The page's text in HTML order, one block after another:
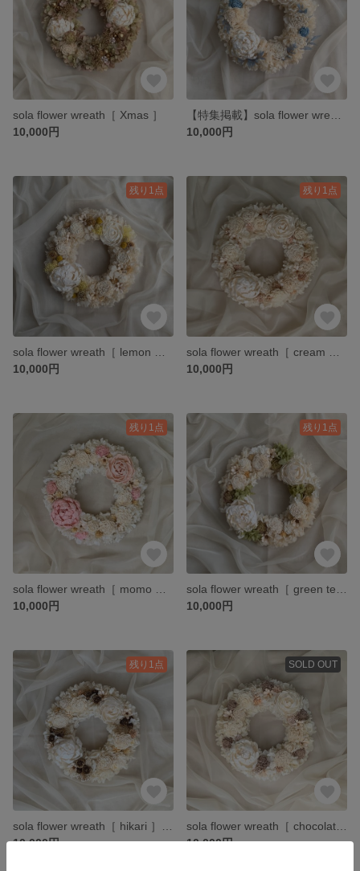
sola flower wreath［ Xmas ］
10,000円
10,000円
残り1点
10,000円
残り1点
10,000円
残り1点
10,000円
残り1点
10,000円
残り1点
10,000円
SOLD OUT
10,000円